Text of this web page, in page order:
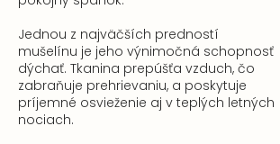
Jednou z najväčších predností
mušelínu je jeho výnimočná schopnosť
dýchať. Tkanina prepúšťa vzduch, čo
zabraňuje prehrievaniu, a poskytuje
príjemné osvieženie aj v teplých letných
nociach.